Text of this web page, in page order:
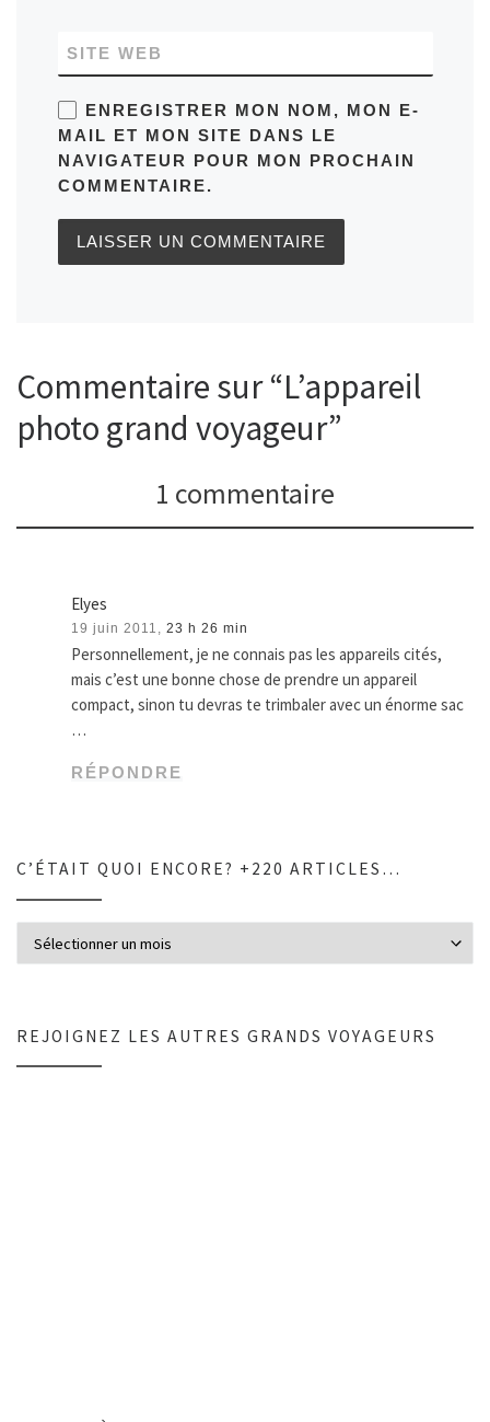
SITE WEB
ENREGISTRER MON NOM, MON E-
MAIL ET MON SITE DANS LE
NAVIGATEUR POUR MON PROCHAIN
COMMENTAIRE.
Commentaire sur “L’appareil
photo grand voyageur”
1 commentaire
Elyes
19 juin 2011, 23 h 26 min
Personnellement, je ne connais pas les appareils cités,
mais c’est une bonne chose de prendre un appareil
compact, sinon tu devras te trimbaler avec un énorme sac
…
RÉPONDRE
C’ÉTAIT QUOI ENCORE? +220 ARTICLES…
REJOIGNEZ LES AUTRES GRANDS VOYAGEURS